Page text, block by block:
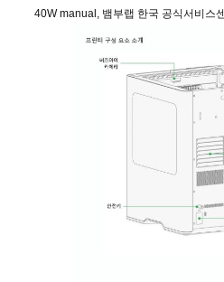
40W manual, 뱀부랩 한국 공식서비스